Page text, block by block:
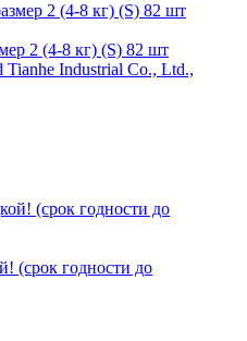
2 (4-8 кг) (S) 82 шт
Tianhe Industrial Co., Ltd.,
(срок годности до